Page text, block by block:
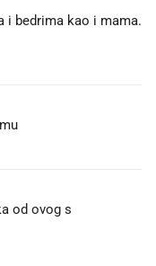
i bedrima kao i mama.
😔😔😔
od ovog s